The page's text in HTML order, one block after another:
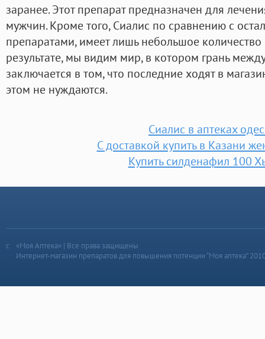
заранее. Этот препарат предназначен для
мужчин. Кроме того, Сиалис по сравнению с
препаратами, имеет лишь небольшое
результате, мы видим мир, в котором грань
заключается в том, что последние ходят в
этом не нуждаются.
Сиалис в аптеках
С доставкой купить в Казани
Купить силденафил 100
«Моя Аптека» | Все права защищены
Интернет-магазин препаратов для повышения потенции “Моя аптека”